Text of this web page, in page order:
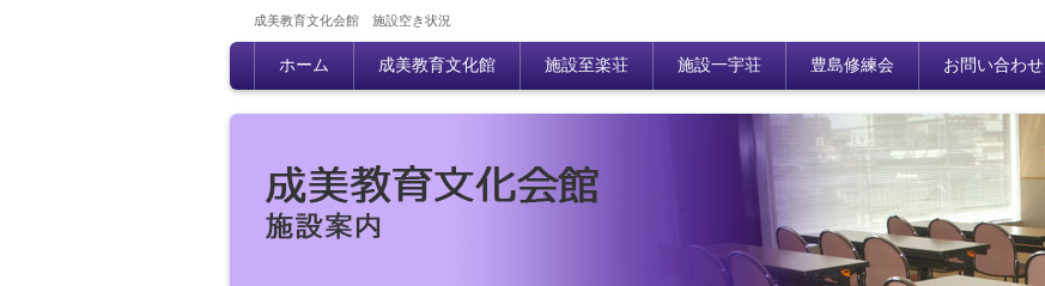
成美教育文化会館 施設空き状況
ホーム 成美教育文化館 施設至楽荘 施設一宇荘 豊島修練会 お問い合わせ